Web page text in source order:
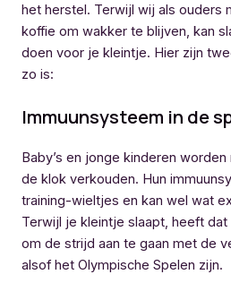
het herstel. Terwijl wij als ouders
koffie om wakker te blijven, kan
doen voor je kleintje. Hier zijn
zo is:
Immuunsysteem in de
Baby’s en jonge kinderen
de klok verkouden. Hun
training-wieltjes en kan wel wat
Terwijl je kleintje slaapt, heeft
om de strijd aan te gaan met de
alsof het Olympische Spelen zijn.